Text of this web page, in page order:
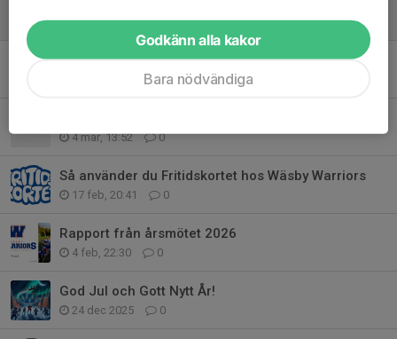
17 apr, 12:42 0
KOSLÄPP 2026
0
4 mar, 13:52 0
Så använder du Fritidskortet hos Wäsby Warriors
17 feb, 20:41 0
Rapport från årsmötet 2026
4 feb, 22:30 0
God Jul och Gott Nytt År!
24 dec 2025 0
Godkänn alla kakor
Bara nödvändiga